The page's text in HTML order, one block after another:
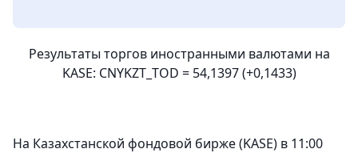
Результаты торгов иностранными валютами на
KASE: CNYKZT_TOD = 54,1397 (+0,1433)
На Казахстанской фондовой бирже (KASE) в 11:00